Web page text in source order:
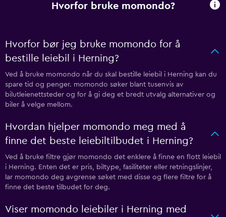
Hvorfor bruke momondo?
Hvorfor bør jeg bruke momondo for å
bestille leiebil i Herning?
Ved å bruke momondo når du skal bestille leiebil i Herning kan du
spare tid og penger. momondo søker blant tusenvis av
bilutleienettsteder og for å gi deg et bredt utvalg alternativer og
biler å velge mellom.
Hvordan hjelper momondo meg med å
finne det beste leiebiltilbudet i Herning?
Ved å bruke filtre gjør momondo det enklere å finne en flott leiebil
i Herning. Enten det er pris, biltype, fasiliteter eller retningslinjer,
lar momondo deg avgrense søket med disse og flere filtre for å
finne det beste tilbudet for deg.
Viser momondo leiebiler i Herning med